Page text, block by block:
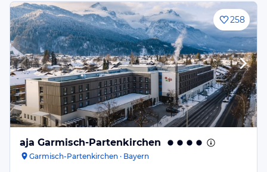
258
aja Garmisch-Partenkirchen
Garmisch-Partenkirchen · Bayern